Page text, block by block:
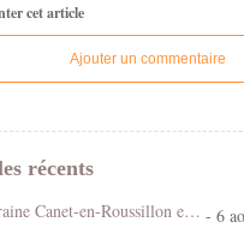
cet article
Ajouter un commentaire
récents
Fête foraine Canet-en-Roussillon en stéréo 3D vision croisée - 6